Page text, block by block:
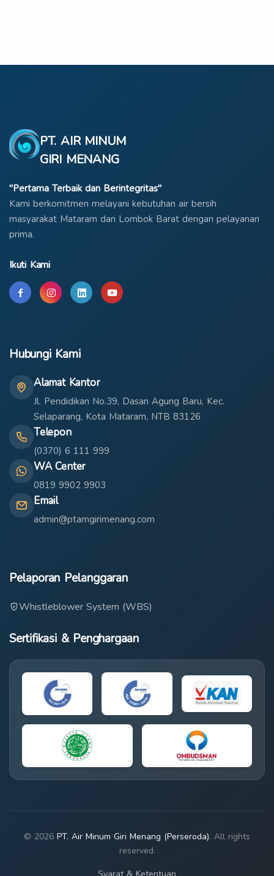
PT. AIR MINUM
GIRI MENANG
"Pertama Terbaik dan Berintegritas"
Kami berkomitmen melayani kebutuhan air bersih
masyarakat Mataram dan Lombok Barat dengan pelayanan
prima.
Ikuti Kami
Hubungi Kami
Alamat Kantor
Jl. Pendidikan No.39, Dasan Agung Baru, Kec.
Selaparang, Kota Mataram, NTB 83126
Telepon
(0370) 6 111 999
WA Center
0819 9902 9903
Email
admin@ptamgirimenang.com
Pelaporan Pelanggaran
Whistleblower System (WBS)
Sertifikasi & Penghargaan
© 2026 PT. Air Minum Giri Menang (Perseroda). All rights
reserved.